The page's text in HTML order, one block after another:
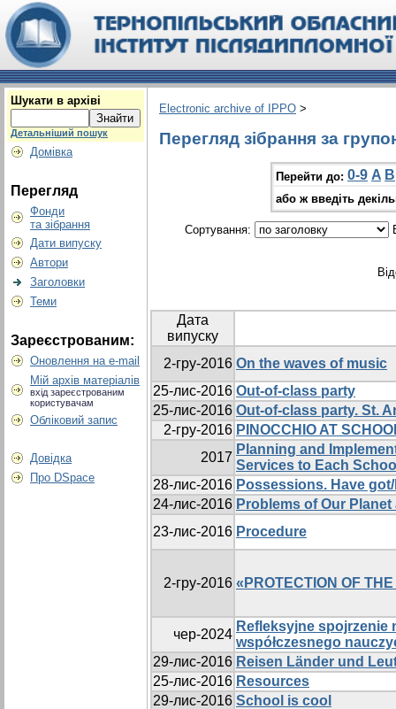
Шукати в архіві
Детальніший пошук
Домівка
Перегляд
Фонди
та зібрання
Дати випуску
Автори
Заголовки
Теми
Зареєстрованим:
Оновлення на e-mail
Мій архів матеріалів
вхід зареєстрованим
користувачам
Обліковий запис
Довідка
Про DSpace
Electronic archive of IPPO >
Перегляд зібрання за
Перейти до: 0-9 A B
або ж введіть
Сортування:
Дата
випуску
2-гру-2016 On the waves of music
25-лис-2016 Out-of-class party
25-лис-2016 Out-of-class party. St.
2-гру-2016 PINOCCHIO AT
2017
Planning and
Services to Each
28-лис-2016 Possessions. Have
24-лис-2016 Problems of Our
23-лис-2016 Procedure
2-гру-2016 «PROTECTION OF
чер-2024
Refleksyjne spojrzenie
współczesnego
29-лис-2016 Reisen Länder und
25-лис-2016 Resources
29-лис-2016 School is cool